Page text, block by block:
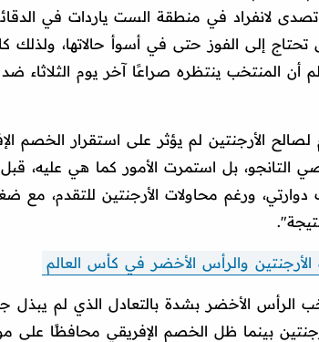
تصدى لانفراد في منطقة الست ياردات في
إلى الفوز حتى في أسوأ حالاتها، ولذلك
أن المنتخب ينتظره صراعًا آخر يوم الثلاثاء ضد
الأرجنتين لم يؤثر على استقرار الخصم
التانجو، بل استمرت الأمور كما هي عليه،
ورغم محاولات الأرجنتين للتقدم، مع
الأرجنتين والرأس الأخضر في كأس العالم
الأخضر بشدة بالتعادل الذي لم يبذل
بينما ظل الخصم الإفريقي محافظًا